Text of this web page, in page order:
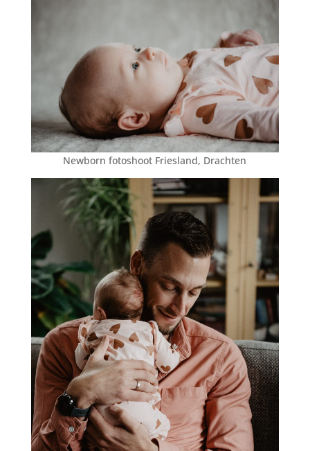
Newborn fotoshoot Friesland, Drachten